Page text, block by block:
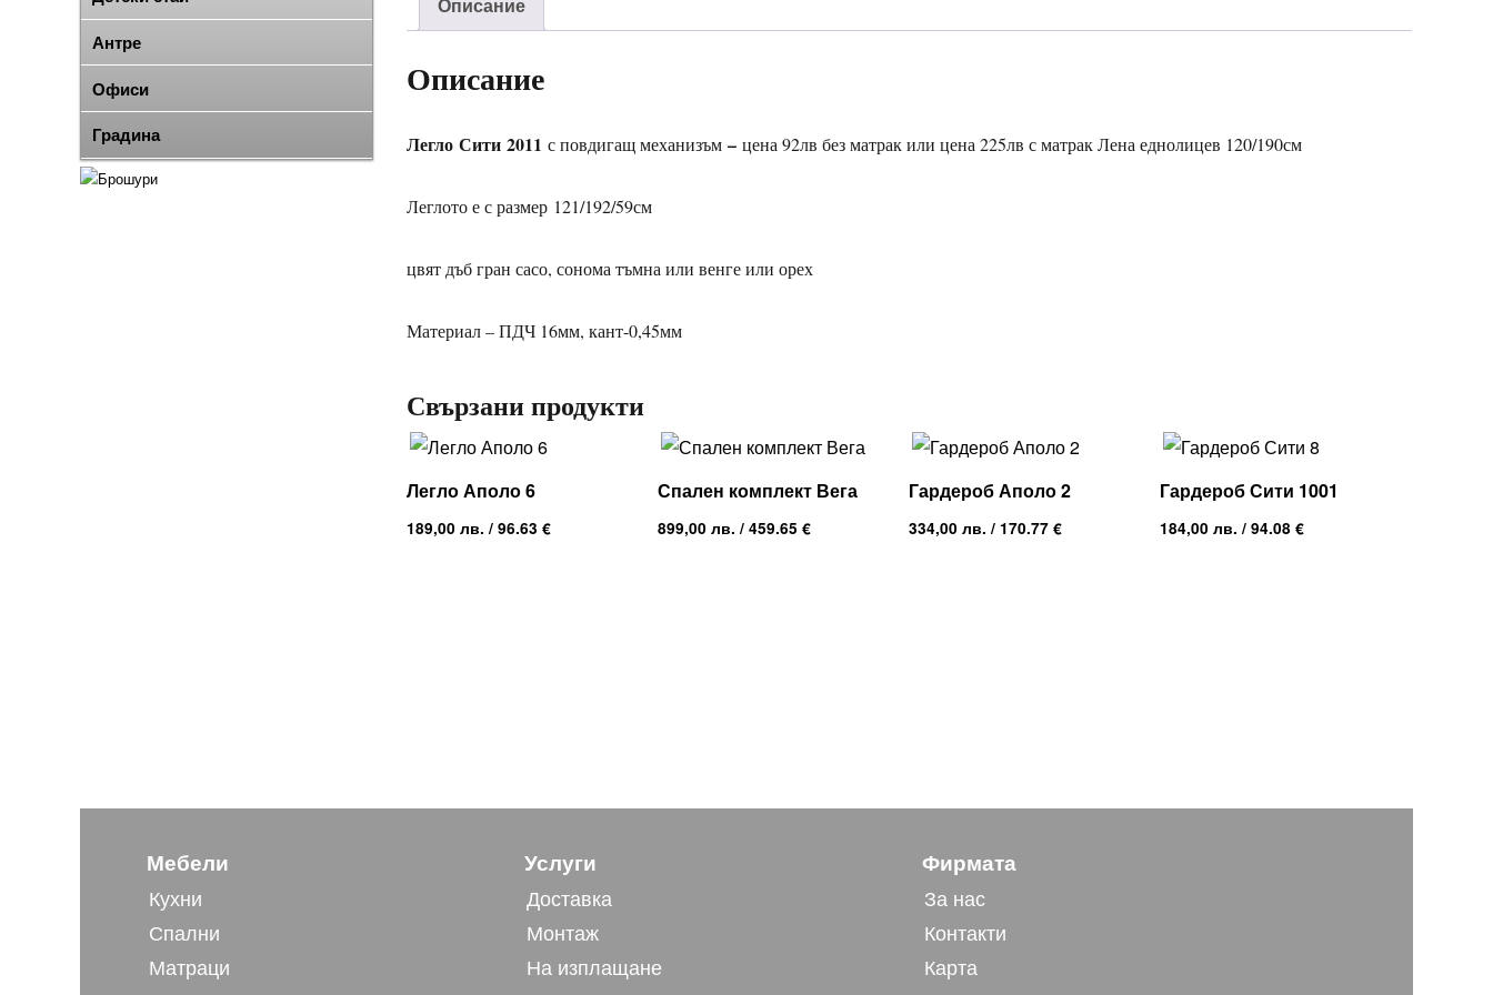
Описание
ЛеглоСити 2011с повдигащ механизъм –цена 92лв без матрак или цена 225лв с матрак Лена еднолицев 120/190см
Леглото е с размер 121/192/59см
цвят дъб гран сасо, сонома тъмна или венге или орех
Материал – ПДЧ 16мм, кант-0,45мм
Свързани продукти
Легло Аполо 6
189,00лв. / 96.63 €
Спален комплект Вега
899,00лв. / 459.65 €
Гардероб Аполо 2
334,00лв. / 170.77 €
Гардероб Сити 1001
184,00лв. / 94.08 €
Антре
Офиси
Градина
Мебели
Кухни
Спални
Матраци
Услуги
Доставка
Монтаж
На изплащане
Фирмата
За нас
Контакти
Карта